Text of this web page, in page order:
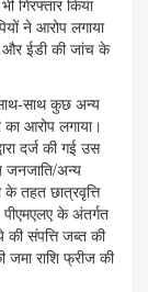
गिरफ्तार किया
ने आरोप लगाया
और ईडी की जांच के
साथ कुछ अन्य
आरोप लगाया।
दर्ज की गई उस
अन्य
के तहत छात्रवृत्ति
के अंतर्गत
संपत्ति जब्त की
राशि फ्रीज की